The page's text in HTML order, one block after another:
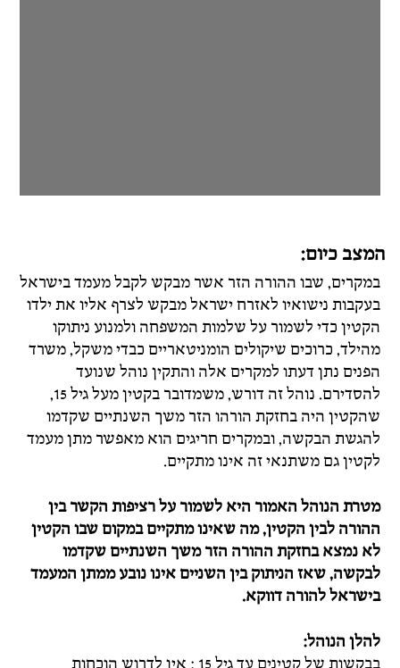
המצב כיום:
במקרים, שבו ההורה הזר אשר מבקש לקבל מעמד בישראל
בעקבות נישואיו לאזרח ישראל מבקש לצרף אליו את ילדו
הקטין כדי לשמור על שלמות המשפחה ולמנוע ניתוקו
מהילד, כרוכים שיקולים הומניטאריים כבדי משקל, משרד
הפנים נתן דעתו למקרים אלה והתקין נוהל שנועד
להסדירם. נוהל זה דורש, משמדובר בקטין מעל גיל 15,
שהקטין היה בחזקת הורהו הזר משך השנתיים שקדמו
להגשת הבקשה, ובמקרים חריגים הוא מאפשר מתן מעמד
לקטין גם משתנאי זה אינו מתקיים.
מטרת הנוהל האמור היא לשמור על רציפות הקשר בין
ההורה לבין הקטין, מה שאינו מתקיים במקום שבו הקטין
לא נמצא בחזקת ההורה הזר משך השנתיים שקדמו
לבקשה, שאז הניתוק בין השניים אינו נובע ממתן המעמד
בישראל להורה דווקא.
להלן הנוהל:
בבקשות של קטינים עד גיל 15 : אין לדרוש הוכחות